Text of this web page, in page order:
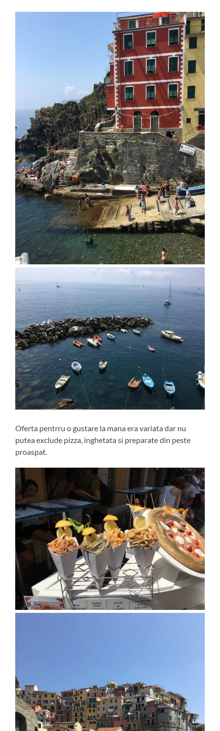
Oferta pentrru o gustare la mana era variata dar nu
putea exclude pizza, inghetata si preparate din peste
proaspat.